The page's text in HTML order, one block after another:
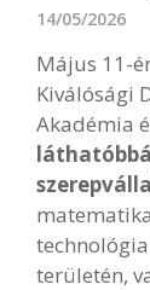
14/05/2026
Május 11-
Kiválósági
Akadémia
területén,